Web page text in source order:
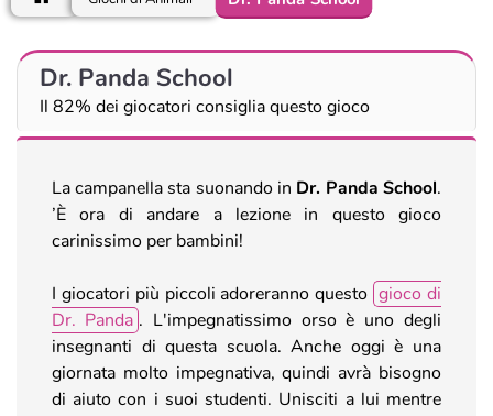
Dr. Panda School
Il 82% dei giocatori consiglia questo gioco
La campanella sta suonando in Dr. Panda School.
’È ora di andare a lezione in questo gioco
carinissimo per bambini!
I giocatori più piccoli adoreranno questo gioco di
Dr. Panda . L'impegnatissimo orso è uno degli
insegnanti di questa scuola. Anche oggi è una
giornata molto impegnativa, quindi avrà bisogno
di aiuto con i suoi studenti. Unisciti a lui mentre